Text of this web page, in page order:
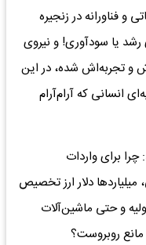
و فناورانه در زنجیره
رشد یا سودآوری! و نیروی
تجربه‌اش شده، در این
انسانی که آرام‌آرام
برای واردات
دلار ارز تخصیص
و حتی ماشین‌آلات
روبروست؟